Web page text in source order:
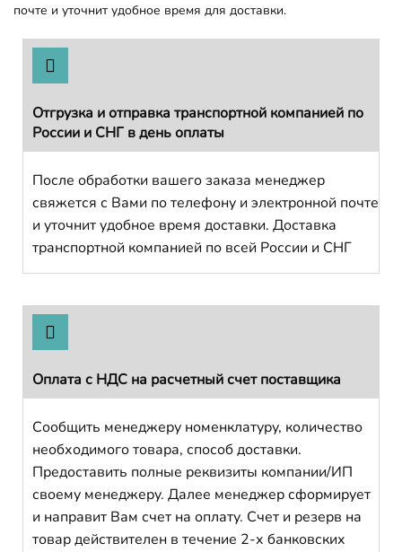
почте и уточнит удобное время для доставки.
Отгрузка и отправка транспортной компанией по
России и СНГ в день оплаты
После обработки вашего заказа менеджер
свяжется с Вами по телефону и электронной почте
и уточнит удобное время доставки. Доставка
транспортной компанией по всей России и СНГ
Оплата с НДС на расчетный счет поставщика
Сообщить менеджеру номенклатуру, количество
необходимого товара, способ доставки.
Предоставить полные реквизиты компании/ИП
своему менеджеру. Далее менеджер сформирует
и направит Вам счет на оплату. Счет и резерв на
товар действителен в течение 2-х банковских